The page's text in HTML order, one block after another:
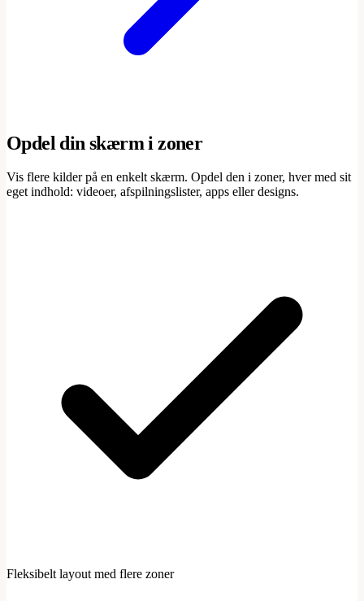
Opdel din skærm i zoner
Vis flere kilder på en enkelt skærm. Opdel den i zoner, hver med sit
eget indhold: videoer, afspilningslister, apps eller designs.
Fleksibelt layout med flere zoner